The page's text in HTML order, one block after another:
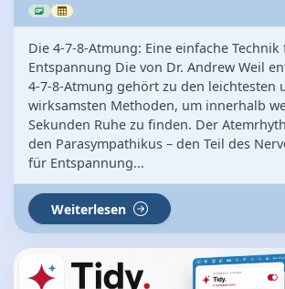
Die 4‑7‑8‑Atmung: Eine einfache
Entspannung Die von Dr. Andrew Weil
4‑7‑8‑Atmung gehört zu den leichtesten
wirksamsten Methoden, um innerhalb
Sekunden Ruhe zu finden. Der
den Parasympathikus – den Teil des
für Entspannung...
Weiterlesen